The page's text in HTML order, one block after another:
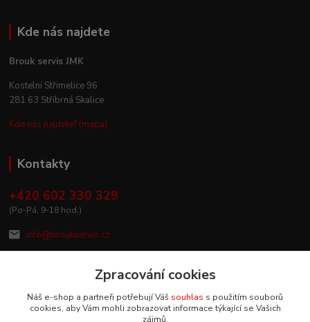
Kde nás najdete
Brouk servis JMK
Kostelní Střimelice 96
281 63 Stříbrná Skalice
Kde nás najdete? (mapa)
Kontakty
+420 602 330 329
(Po-Pá, 9-18 hod.)
info@broukservis.cz
Zpracování cookies
Náš e-shop a partneři potřebují Váš souhlas s použitím souborů
cookies, aby Vám mohli zobrazovat informace týkající se Vašich
zájmů.